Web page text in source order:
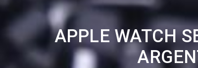
APPLE WATCH